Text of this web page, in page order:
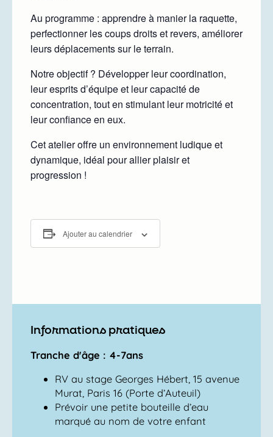
Au programme : apprendre à manier la raquette,
perfectionner les coups droits et revers, améliorer
leurs déplacements sur le terrain.
Notre objectif ? Développer leur coordination,
leur esprits d’équipe et leur capacité de
concentration, tout en stimulant leur motricité et
leur confiance en eux.
Cet atelier offre un environnement ludique et
dynamique, idéal pour allier plaisir et
progression !
Ajouter au calendrier
Informations pratiques
Tranche d'âge : 4-7ans
RV au stage Georges Hébert, 15 avenue
Murat, Paris 16 (Porte d’Auteuil)
Prévoir une petite bouteille d’eau
marqué au nom de votre enfant